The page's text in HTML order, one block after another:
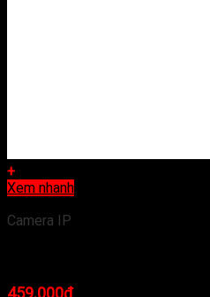
+
Xem nhanh
Camera IP
459.000₫